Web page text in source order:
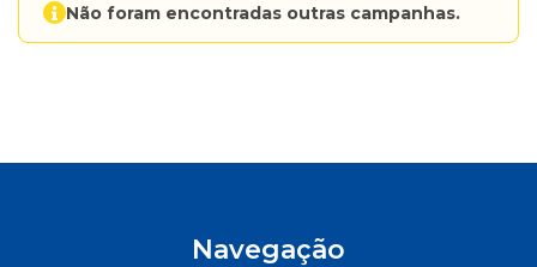
Não foram encontradas outras campanhas.
Navegação